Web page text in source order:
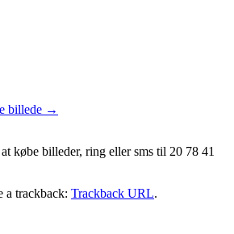
billede →
købe billeder, ring eller sms til 20 78 41
a trackback: Trackback URL.